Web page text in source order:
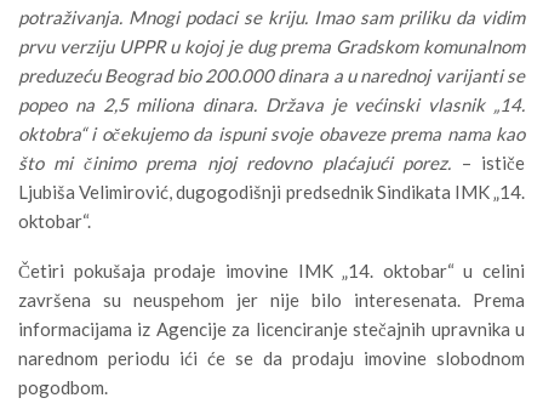
potraživanja. Mnogi podaci se kriju. Imao sam priliku da vidim
prvu verziju UPPR u kojoj je dug prema Gradskom komunalnom
preduzeću Beograd bio 200.000 dinara a u narednoj varijanti se
popeo na 2,5 miliona dinara. Država je većinski vlasnik „14.
oktobra“ i očekujemo da ispuni svoje obaveze prema nama kao
što mi činimo prema njoj redovno plaćajući porez. – ističe
Ljubiša Velimirović, dugogodišnji predsednik Sindikata IMK „14.
oktobar“.
Četiri pokušaja prodaje imovine IMK „14. oktobar“ u celini
završena su neuspehom jer nije bilo interesenata. Prema
informacijama iz Agencije za licenciranje stečajnih upravnika u
narednom periodu ići će se da prodaju imovine slobodnom
pogodbom.